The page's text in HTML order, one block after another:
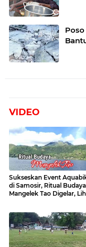
VIDEO
Sukseskan Event
di Samosir, Ritual Budaya
Mangelek Tao Digelar,